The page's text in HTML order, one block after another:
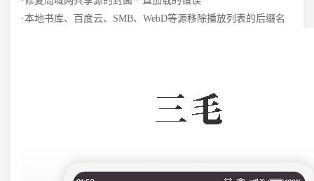
·本地书库、百度云、SMB、WebD等源移除播放列表的后缀名